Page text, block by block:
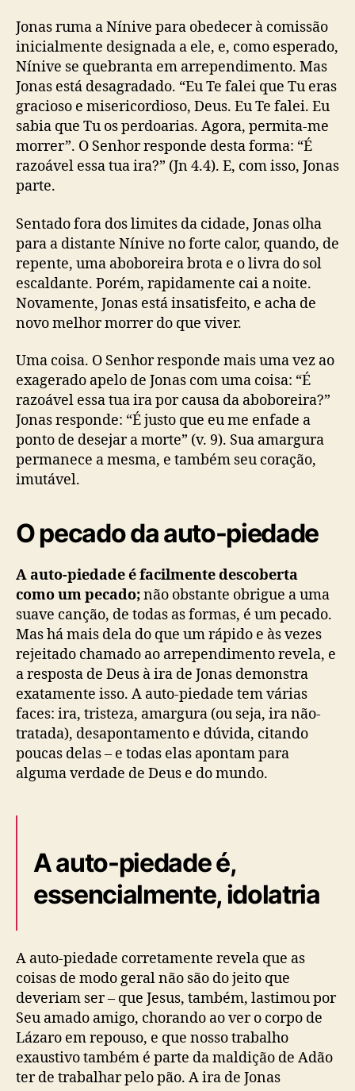
Jonas ruma a Nínive para obedecer à comissão
inicialmente designada a ele, e, como esperado,
Nínive se quebranta em arrependimento. Mas
Jonas está desagradado. “Eu Te falei que Tu eras
gracioso e misericordioso, Deus. Eu Te falei. Eu
sabia que Tu os perdoarias. Agora, permita-me
morrer”. O Senhor responde desta forma: “É
razoável essa tua ira?” (Jn 4.4). E, com isso, Jonas
parte.
Sentado fora dos limites da cidade, Jonas olha
para a distante Nínive no forte calor, quando, de
repente, uma aboboreira brota e o livra do sol
escaldante. Porém, rapidamente cai a noite.
Novamente, Jonas está insatisfeito, e acha de
novo melhor morrer do que viver.
Uma coisa. O Senhor responde mais uma vez ao
exagerado apelo de Jonas com uma coisa: “É
razoável essa tua ira por causa da aboboreira?”
Jonas responde: “É justo que eu me enfade a
ponto de desejar a morte” (v. 9). Sua amargura
permanece a mesma, e também seu coração,
imutável.
O pecado da auto-piedade
A auto-piedade é facilmente descoberta
como um pecado;não obstante obrigue a uma
suave canção, de todas as formas, é um pecado.
Mas há mais dela do que um rápido e às vezes
rejeitado chamado ao arrependimento revela, e
a resposta de Deus à ira de Jonas demonstra
exatamente isso. A auto-piedade tem várias
faces: ira, tristeza, amargura (ou seja, ira não-
tratada), desapontamento e dúvida, citando
poucas delas – e todas elas apontam para
alguma verdade de Deus e do mundo.
A auto-piedade é,
essencialmente, idolatria
A auto-piedade corretamente revela que as
coisas de modo geral não são do jeito que
deveriam ser – que Jesus, também, lastimou por
Seu amado amigo, chorando ao ver o corpo de
Lázaro em repouso, e que nosso trabalho
exaustivo também é parte da maldição de Adão
ter de trabalhar pelo pão. A ira de Jonas